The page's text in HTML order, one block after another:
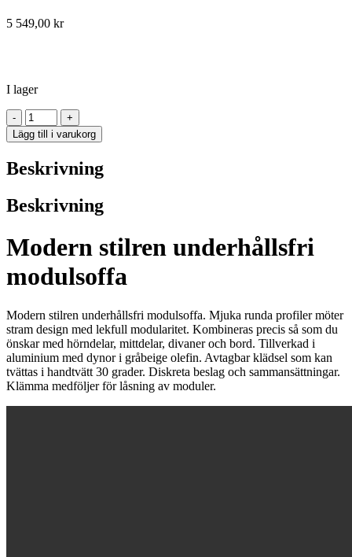
5 549,00 kr
I lager
-
Bolmsö
hörndel
Vit
dyna
olefin
mängd
+
Lägg till i varukorg
Beskrivning
Beskrivning
Modern stilren underhållsfri
modulsoffa
Modern stilren underhållsfri modulsoffa. Mjuka runda profiler möter
stram design med lekfull modularitet. Kombineras precis så som du
önskar med hörndelar, mittdelar, divaner och bord. Tillverkad i
aluminium med dynor i gråbeige olefin. Avtagbar klädsel som kan
tvättas i handtvätt 30 grader. Diskreta beslag och sammansättningar.
Klämma medföljer för låsning av moduler.